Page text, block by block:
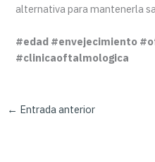
alternativa para mantenerla
#edad #envejecimiento
#clinicaoftalmologica
← Entrada anterior